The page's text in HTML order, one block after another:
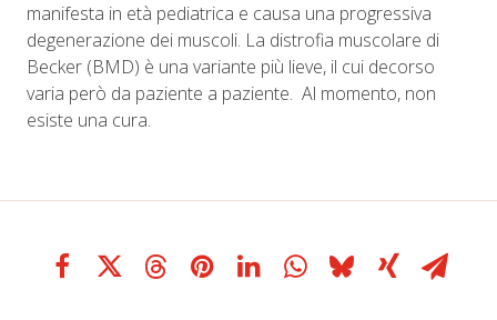
manifesta in età pediatrica e causa una progressiva
degenerazione dei muscoli. La distrofia muscolare di
Becker (BMD) è una variante più lieve, il cui decorso
varia però da paziente a paziente. Al momento, non
esiste una cura.